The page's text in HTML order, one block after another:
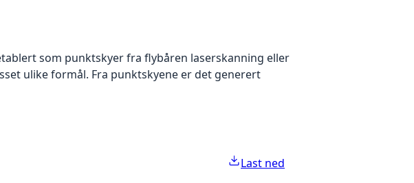
som punktskyer fra flybåren laserskanning eller
ulike formål. Fra punktskyene er det generert
Last ned